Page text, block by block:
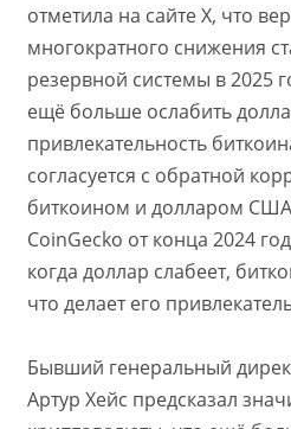
отметила на сайте X, что
многократного снижения
резервной системы в 2025
ещё больше ослабить
привлекательность
согласуется с обратной
биткоином и долларом
CoinGecko от конца 2024
когда доллар слабеет,
что делает его
Бывший генеральный
Артур Хейс предсказал